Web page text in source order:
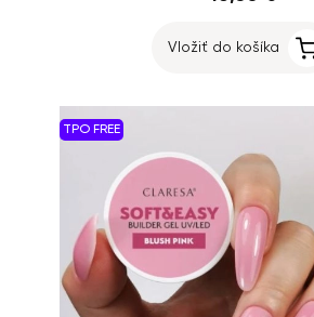
Vložiť do košíka
TPO FREE